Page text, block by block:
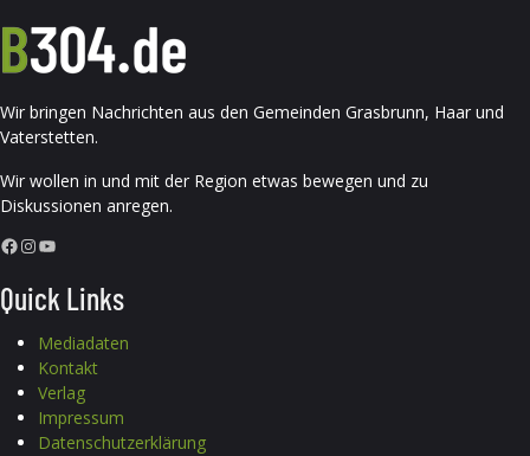
Wir bringen Nachrichten aus den Gemeinden Grasbrunn, Haar und
Vaterstetten.
Wir wollen in und mit der Region etwas bewegen und zu
Diskussionen anregen.
Facebook InstagramYouTube
Quick Links
Mediadaten
Kontakt
Verlag
Impressum
Datenschutzerklärung